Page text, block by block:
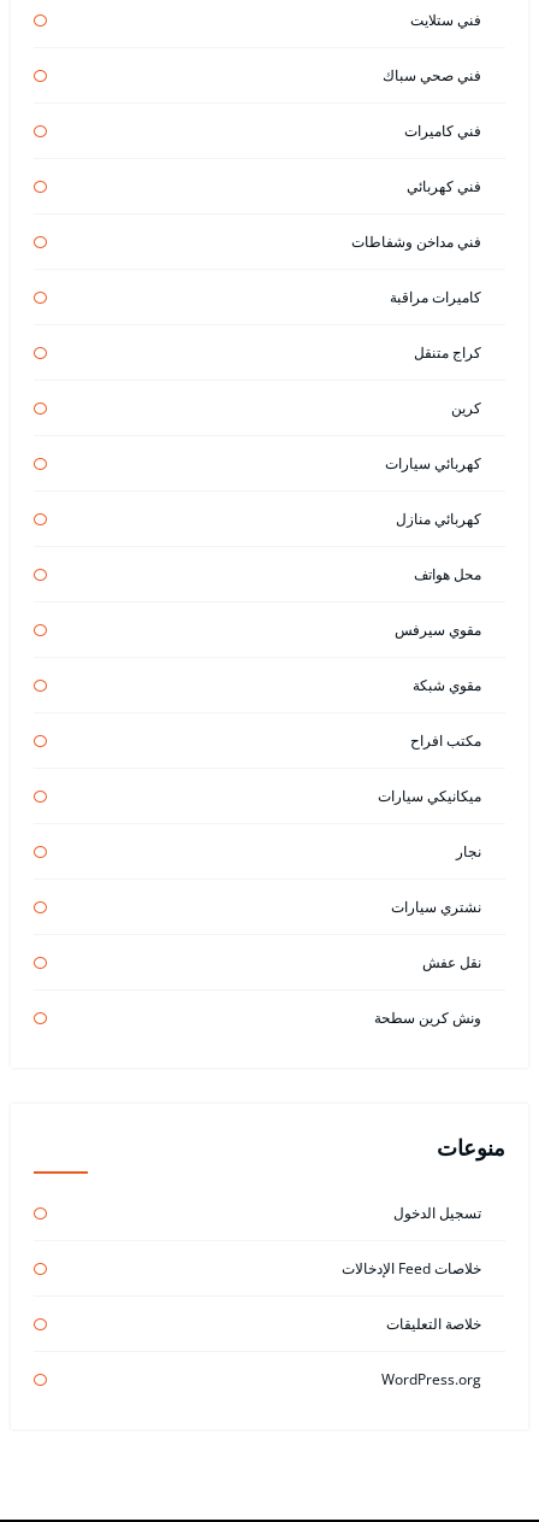
فني ستلايت
فني صحي سباك
فني كاميرات
فني كهربائي
فني مداخن وشفاطات
كاميرات مراقبة
كراج متنقل
كرين
كهربائي سيارات
كهربائي منازل
محل هواتف
مقوي سيرفس
مقوي شبكة
مكتب افراح
ميكانيكي سيارات
نجار
نشتري سيارات
نقل عفش
ونش كرين سطحة
منوعات
تسجيل الدخول
خلاصات Feed الإدخالات
خلاصة التعليقات
WordPress.org